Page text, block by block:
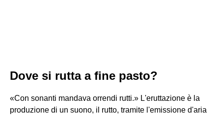
Dove si rutta a fine pasto?
«Con sonanti mandava orrendi rutti.» L'eruttazione è la
produzione di un suono, il rutto, tramite l'emissione d'aria